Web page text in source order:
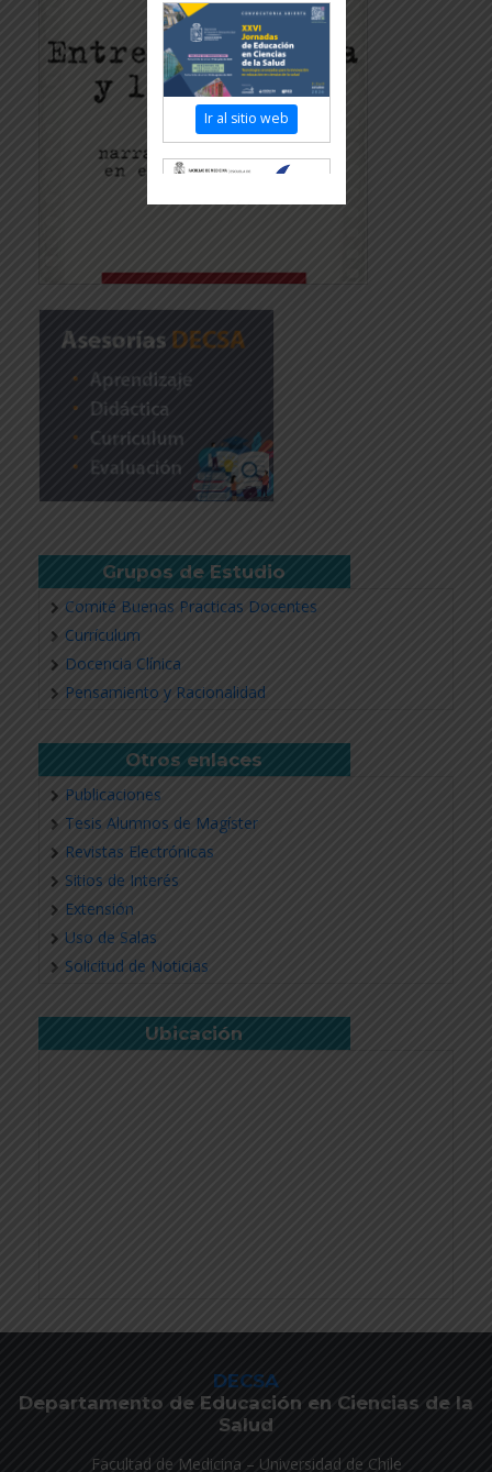
Grupos de Estudio
Comité Buenas Practicas Docentes
Currículum
Docencia Clínica
Pensamiento y Racionalidad
Otros enlaces
Publicaciones
Tesis Alumnos de Magíster
Revistas Electrónicas
Sitios de Interés
Extensión
Uso de Salas
Solicitud de Noticias
Ubicación
DECSA
Departamento de Educación en Ciencias de la
Salud
Facultad de Medicina – Universidad de Chile
Ir al sitio web
Revisar más